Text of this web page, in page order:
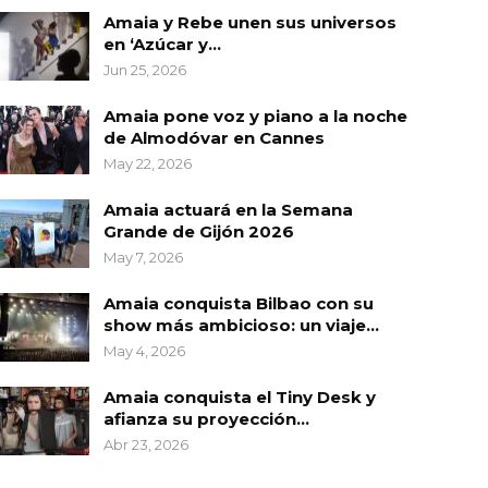
Amaia y Rebe unen sus universos
en ‘Azúcar y…
Jun 25, 2026
Amaia pone voz y piano a la noche
de Almodóvar en Cannes
May 22, 2026
Amaia actuará en la Semana
Grande de Gijón 2026
May 7, 2026
Amaia conquista Bilbao con su
show más ambicioso: un viaje…
May 4, 2026
Amaia conquista el Tiny Desk y
afianza su proyección…
Abr 23, 2026